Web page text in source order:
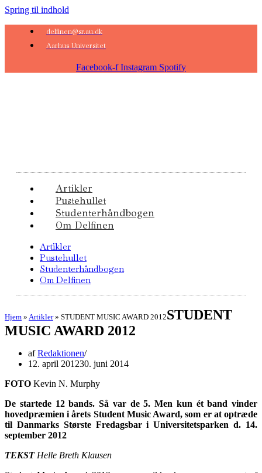
Spring til indhold
delfinen@sr.au.dk
Aarhus Universitet
Facebook-f Instagram Spotify
Artikler
Pustehullet
Studenterhåndbogen
Om Delfinen
Artikler
Pustehullet
Studenterhåndbogen
Om Delfinen
Hjem » Artikler» STUDENT MUSIC AWARD 2012STUDENT
MUSIC AWARD 2012
afRedaktionen
12. april 201230. juni 2014
FOTO Kevin N. Murphy
De startede 12 bands. Så var de 5. Men kun ét band vinder
hovedpræmien i årets Student Music Award, som er at optræde
til Danmarks Største Fredagsbar i Universitetsparken d. 14.
september 2012
TEKSTHelle Breth Klausen